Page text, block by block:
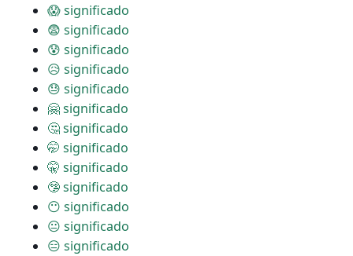
😱 significado
😨 significado
😰 significado
😥 significado
😓 significado
🤗 significado
🤔 significado
🤭 significado
🤫 significado
🤥 significado
😶 significado
😐 significado
😑 significado